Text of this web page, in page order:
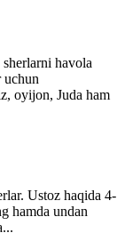
havola
uchun
oyijon, Juda ham
Ustoz haqida 4-
hamda undan